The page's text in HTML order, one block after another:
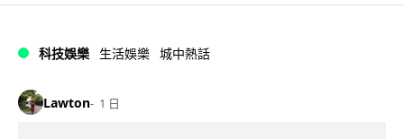
科技娛樂 生活娛樂 城中熱話
Lawton 1 日